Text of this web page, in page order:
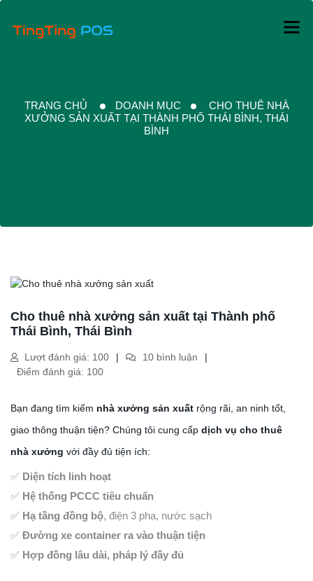
TRANG CHỦ DOANH MỤC
CHO THUÊ NHÀ
XƯỞNG SẢN XUẤT TẠI THÀNH PHỐ THÁI BÌNH, THÁI
BÌNH
Cho thuê nhà xưởng sản xuất tại Thành phố
Thái Bình, Thái Bình
Lượt đánh giá: 100
10 bình luận
Điểm đánh giá: 100
Bạn đang tìm kiếm nhà xưởng sản xuất rộng rãi, an ninh tốt,
giao thông thuận tiện? Chúng tôi cung cấp dịch vụ cho thuê
nhà xưởng với đầy đủ tiện ích:
✅ Diện tích linh hoạt
✅ Hệ thống PCCC tiêu chuẩn
✅ Hạ tầng đồng bộ, điện 3 pha, nước sạch
✅ Đường xe container ra vào thuận tiện
✅ Hợp đồng lâu dài, pháp lý đầy đủ